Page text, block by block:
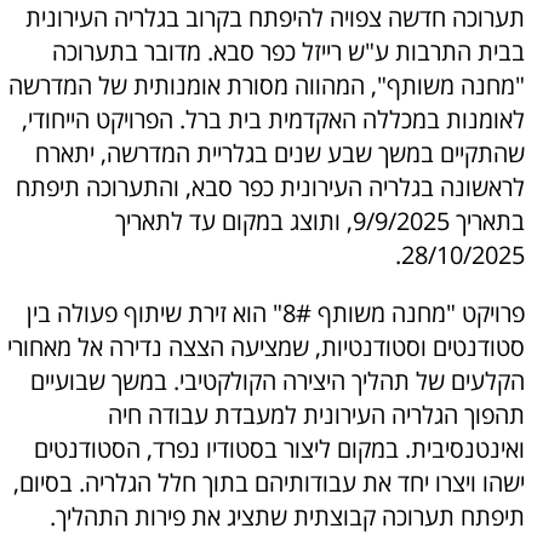
תערוכה חדשה צפויה להיפתח בקרוב בגלריה העירונית
בבית התרבות ע"ש רייזל כפר סבא. מדובר בתערוכה
"מחנה משותף", המהווה מסורת אומנותית של המדרשה
לאומנות במכללה האקדמית בית ברל. הפרויקט הייחודי,
שהתקיים במשך שבע שנים בגלריית המדרשה, יתארח
לראשונה בגלריה העירונית כפר סבא, והתערוכה תיפתח
בתאריך 9/9/2025, ותוצג במקום עד לתאריך
28/10/2025.
פרויקט "מחנה משותף 8#" הוא זירת שיתוף פעולה בין
סטודנטים וסטודנטיות, שמציעה הצצה נדירה אל מאחורי
הקלעים של תהליך היצירה הקולקטיבי. במשך שבועיים
תהפוך הגלריה העירונית למעבדת עבודה חיה
ואינטנסיבית. במקום ליצור בסטודיו נפרד, הסטודנטים
ישהו ויצרו יחד את עבודותיהם בתוך חלל הגלריה. בסיום,
תיפתח תערוכה קבוצתית שתציג את פירות התהליך.